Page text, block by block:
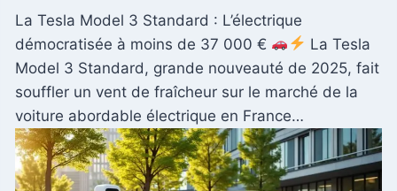
La Tesla Model 3 Standard : L’électrique
démocratisée à moins de 37 000 €
La Tesla
Model 3 Standard, grande nouveauté de 2025, fait
souffler un vent de fraîcheur sur le marché de la
voiture abordable électrique en France…